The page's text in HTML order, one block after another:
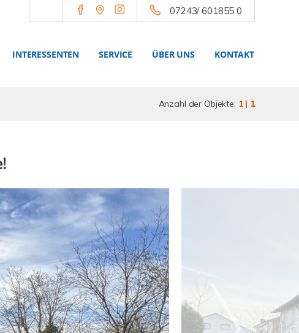
07243/ 601855 0
INTERESSENTEN SERVICE ÜBER UNS KONTAKT
Anzahl der Objekte: 1 | 1